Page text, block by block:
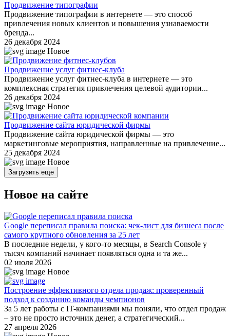
Продвижение типографии
Продвижение типографии в интернете — это способ
привлечения новых клиентов и повышения узнаваемости
бренда...
26 декабря 2024
Новое
Продвижение услуг фитнес-клуба
Продвижение услуг фитнес-клуба в интернете — это
комплексная стратегия привлечения целевой аудитории...
26 декабря 2024
Новое
Продвижение сайта юридической фирмы
Продвижение сайта юридической фирмы — это
маркетинговые мероприятия, направленные на привлечение...
25 декабря 2024
Новое
Загрузить еще
Новое на сайте
Google переписал правила поиска: чек-лист для бизнеса после
самого крупного обновления за 25 лет
В последние недели, у кого-то месяцы, в Search Console у
тысяч компаний начинает появляться одна и та же...
02 июля 2026
Новое
Построение эффективного отдела продаж: проверенный
подход к созданию команды чемпионов
За 5 лет работы с IT-компаниями мы поняли, что отдел продаж
– это не просто источник денег, а стратегический...
27 апреля 2026